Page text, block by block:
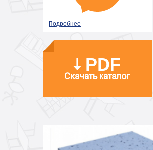
Подробнее
PDF
Скачать каталог